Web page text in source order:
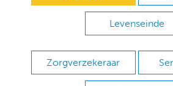
Levenseinde
Zorgverzekeraar